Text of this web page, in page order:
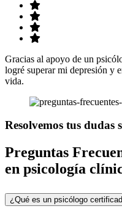
Gracias al apoyo de un
logré superar mi depresión y
vida.
Resolvemos tus dudas
Preguntas
en psicología
¿Qué es un psicólogo